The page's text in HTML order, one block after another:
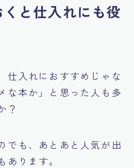
と仕入れにも役
仕入れにおすすめじゃな
な本か」
と思った人も多
？
でも、あとあと人気が出
ります。